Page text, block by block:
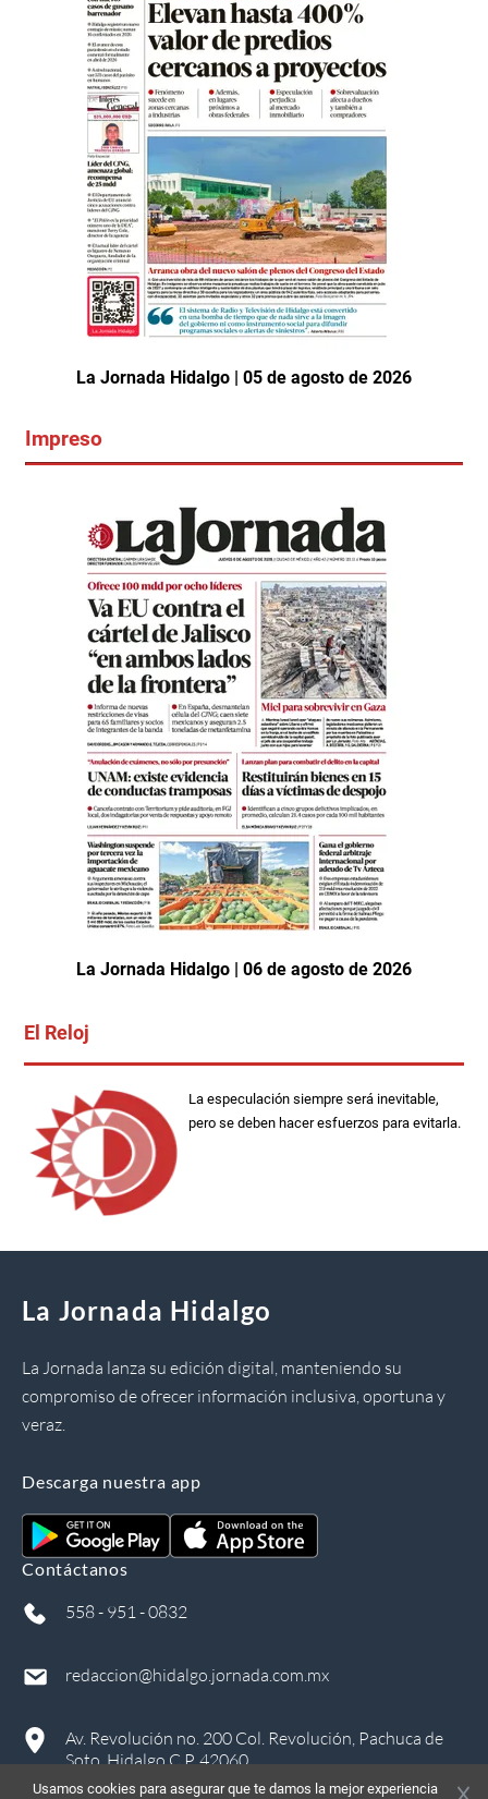
La Jornada Hidalgo | 05 de agosto de 2026
Impreso
La Jornada Hidalgo | 06 de agosto de 2026
El Reloj
La especulación siempre será inevitable,
pero se deben hacer esfuerzos para evitarla.
La Jornada Hidalgo
La Jornada lanza su edición digital, manteniendo su
compromiso de ofrecer información inclusiva, oportuna y
veraz.
Descarga nuestra app
Contáctanos
558 - 951 - 0832
redaccion@hidalgo.jornada.com.mx
Av. Revolución no. 200 Col. Revolución, Pachuca de
Soto, Hidalgo C.P. 42060
Usamos cookies para asegurar que te damos la mejor experiencia